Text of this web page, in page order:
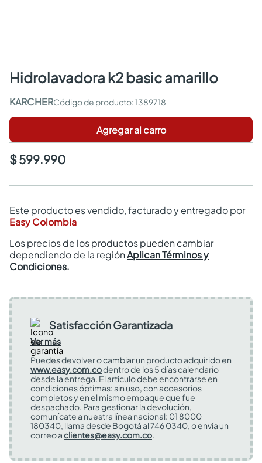
hidrolavadora k2 basic amarillo
KARCHER :1389718
Agregar al carro
$ 599.990
Este producto es vendido, facturado y entregado por
Easy Colombia
Los precios de los productos pueden cambiar
dependiendo de la regiónAplican Términos y
Condiciones.
Satisfacción Garantizada
Ver más
Puedes devolver o cambiar un producto adquirido en
www.easy.com.codentro de los 5 días calendario
desde la entrega. El artículo debe encontrarse en
condiciones óptimas: sin uso, con accesorios
completos y en el mismo empaque que fue
despachado. Para gestionar la devolución,
comunícate a nuestra línea nacional: 01 8000
180340, llama desde Bogotá al 746 0340, o envía un
correo aclientes@easy.com.co.